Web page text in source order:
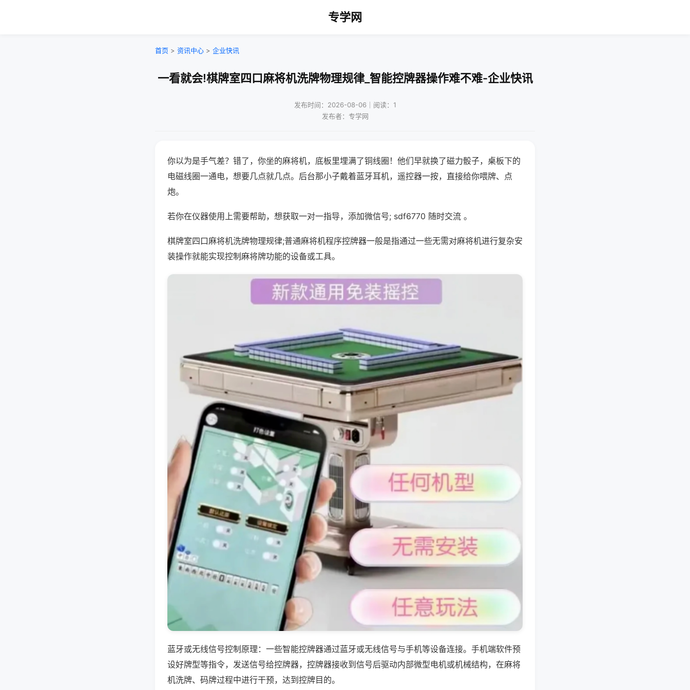
专学网
首页 > 资讯中心 > 企业快讯
一看就会!棋牌室四口麻将机洗牌物理规律_智能控牌器操作难不难-企业快讯
发布时间：2026-08-06｜阅读：1
发布者：专学网
你以为是手气差？错了，你坐的麻将机，底板里埋满了铜线圈！他们早就换了磁力骰子，桌板下的
电磁线圈一通电，想要几点就几点。后台那小子戴着蓝牙耳机，遥控器一按，直接给你喂牌、点
炮。
若你在仪器使用上需要帮助，想获取一对一指导，添加微信号; sdf6770 随时交流 。
棋牌室四口麻将机洗牌物理规律;普通麻将机程序控牌器一般是指通过一些无需对麻将机进行复杂安
装操作就能实现控制麻将牌功能的设备或工具。
蓝牙或无线信号控制原理：一些智能控牌器通过蓝牙或无线信号与手机等设备连接。手机端软件预
设好牌型等指令，发送信号给控牌器，控牌器接收到信号后驱动内部微型电机或机械结构，在麻将
机洗牌、码牌过程中进行干预，达到控牌目的。